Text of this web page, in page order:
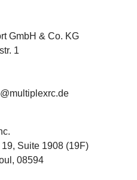
GmbH & Co. KG
1
Suite 1908 (19F)
08594